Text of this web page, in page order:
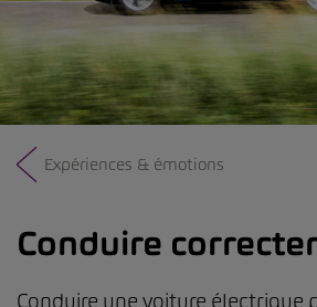
Expériences & émotions
Conduire
Conduire une voiture électrique